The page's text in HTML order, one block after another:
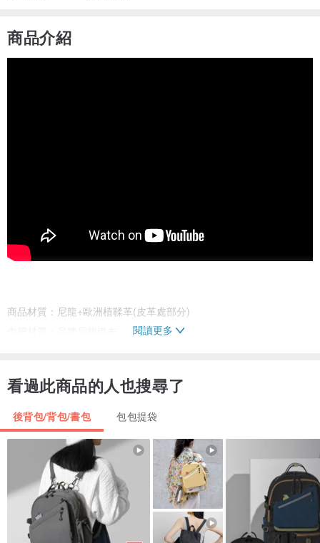
商品介紹
商品材質：尼龍+歐洲植鞣革(皮革處部分)
x2 後拉鍊袋x1
側拉鍊袋長度：25cm
背帶長度：長背帶約70~95cm
重量：600g(約)
A4資料夾：不可
產地：中國(OMC台資企業)
附件：原廠防塵袋
閱讀更多
看過此商品的人也搜尋了
後背包/背包/書包 包包提袋